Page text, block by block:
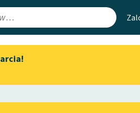
Alicja Horn” do
Mapa Wolnych
Leśmianator